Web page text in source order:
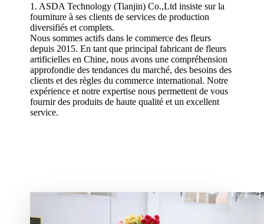
1. ASDA Technology (Tianjin) Co.,Ltd insiste sur la
fourniture à ses clients de services de production
diversifiés et complets.
Nous sommes actifs dans le commerce des fleurs
depuis 2015. En tant que principal fabricant de fleurs
artificielles en Chine, nous avons une compréhension
approfondie des tendances du marché, des besoins des
clients et des règles du commerce international. Notre
expérience et notre expertise nous permettent de vous
fournir des produits de haute qualité et un excellent
service.